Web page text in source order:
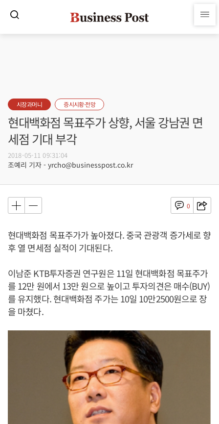
시장과머니 증시시황·전망
현대백화점 목표주가 상향, 서울 강남권 면
세점 기대 부각
2018-05-11 09:31:04
조예리 기자 - yrcho@businesspost.co.kr
0
현대백화점 목표주가가 높아졌다. 중국 관광객 증가세로 향
후 열 면세점 실적이 기대된다.
이남준 KTB투자증권 연구원은 11일 현대백화점 목표주가
를 12만 원에서 13만 원으로 높이고 투자의견은 매수(BUY)
를 유지했다. 현대백화점 주가는 10일 10만2500원으로 장
을 마쳤다.